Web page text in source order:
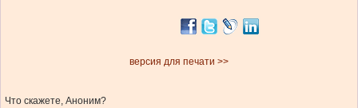
версия для печати >>
Что скажете, Аноним?